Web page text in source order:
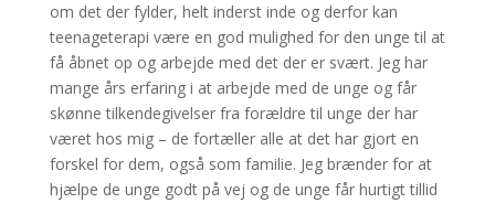
om det der fylder, helt inderst inde og derfor kan
teenageterapi være en god mulighed for den unge til at
få åbnet op og arbejde med det der er svært. Jeg har
mange års erfaring i at arbejde med de unge og får
skønne tilkendegivelser fra forældre til unge der har
været hos mig – de fortæller alle at det har gjort en
forskel for dem, også som familie. Jeg brænder for at
hjælpe de unge godt på vej og de unge får hurtigt tillid